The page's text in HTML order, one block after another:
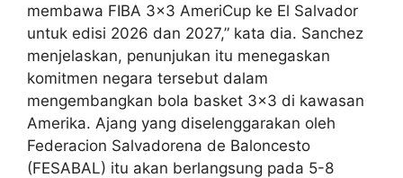
membawa FIBA 3×3 AmeriCup ke El Salvador
untuk edisi 2026 dan 2027,” kata dia. Sanchez
menjelaskan, penunjukan itu menegaskan
komitmen negara tersebut dalam
mengembangkan bola basket 3×3 di kawasan
Amerika. Ajang yang diselenggarakan oleh
Federacion Salvadorena de Baloncesto
(FESABAL) itu akan berlangsung pada 5-8